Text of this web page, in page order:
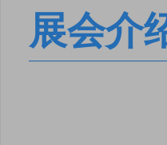
展会介